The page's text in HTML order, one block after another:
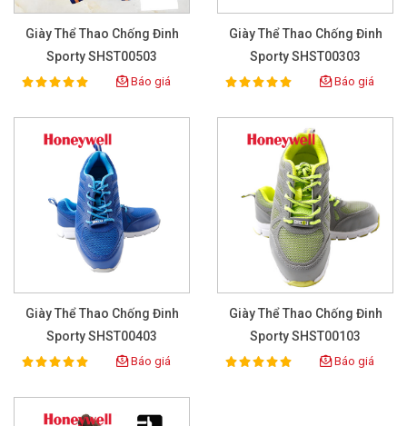
Giày Thể Thao Chống Đinh
Sporty SHST00503
Rating:
100% Báo giá
Giày Thể Thao Chống Đinh
Sporty SHST00303
Rating:
100% Báo giá
Giày Thể Thao Chống Đinh
Sporty SHST00403
Rating:
100% Báo giá
Giày Thể Thao Chống Đinh
Sporty SHST00103
Rating:
100% Báo giá